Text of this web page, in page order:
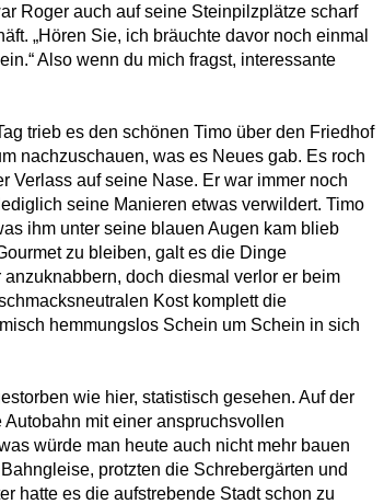
Roger auch auf seine Steinpilzplätze scharf
„Hören Sie, ich bräuchte davor noch einmal
Also wenn du mich fragst, interessante
trieb es den schönen Timo über den Friedhof
nachzuschauen, was es Neues gab. Es roch
Verlass auf seine Nase. Er war immer noch
seine Manieren etwas verwildert. Timo
ihm unter seine blauen Augen kam blieb
zu bleiben, galt es die Dinge
doch diesmal verlor er beim
Kost komplett die
hemmungslos Schein um Schein in sich
wie hier, statistisch gesehen. Auf der
mit einer anspruchsvollen
würde man heute auch nicht mehr bauen
protzten die Schrebergärten und
hatte es die aufstrebende Stadt schon zu